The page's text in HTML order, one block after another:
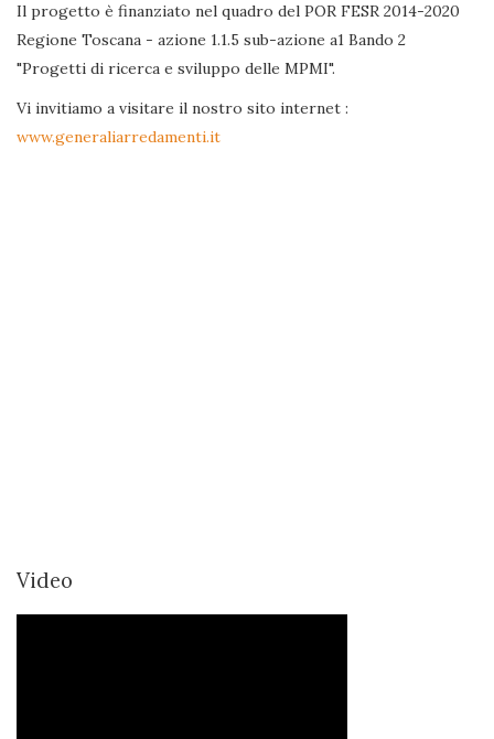
Il progetto è finanziato nel quadro del POR FESR 2014-2020
Regione Toscana - azione 1.1.5 sub-azione a1 Bando 2
"Progetti di ricerca e sviluppo delle MPMI".
Vi invitiamo a visitare il nostro sito internet :
www.generaliarredamenti.it
Video